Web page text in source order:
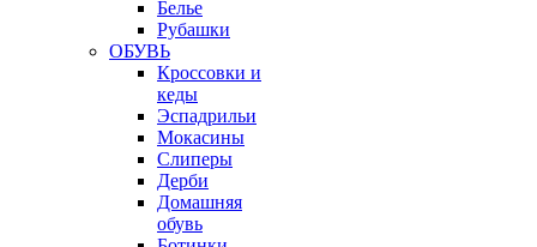
Белье
Рубашки
ОБУВЬ
Кроссовки и
кеды
Эспадрильи
Мокасины
Слиперы
Дерби
Домашняя
обувь